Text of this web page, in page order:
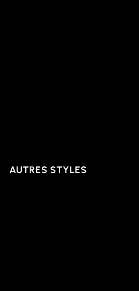
AUTRES STYLES